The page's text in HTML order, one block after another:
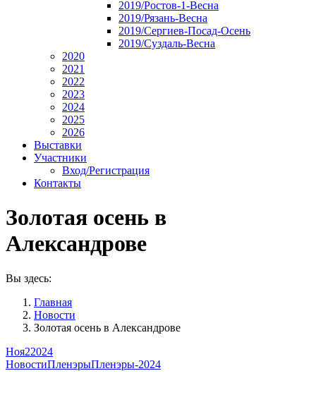
2019/Ростов-1-Весна
2019/Рязань-Весна
2019/Сергиев-Посад-Осень
2019/Суздаль-Весна
2020
2021
2022
2023
2024
2025
2026
Выставки
Участники
Вход/Регистрация
Контакты
Золотая осень в
Александрове
Вы здесь:
Главная
Новости
Золотая осень в Александрове
Ноя22024
НовостиПленэрыПленэры-2024